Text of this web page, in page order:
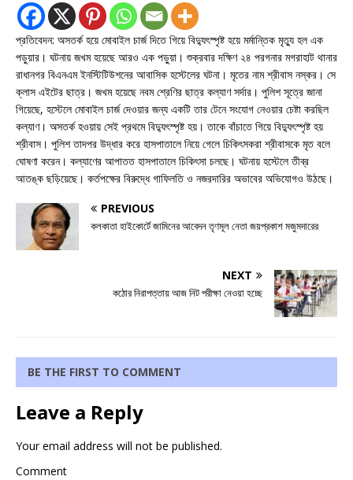
প্রতিবেদন: অসতর্ক হয়ে মোবাইল চার্জ দিতে গিয়ে বিদ্যুৎস্পৃষ্ট হয়ে মর্মান্তিক মৃত্যু হল এক
পড়ুয়ার। ঘটনায় জখম হয়েছে আরও এক পড়ুয়া। শুক্রবার দক্ষিণ ২৪ পরগনার মগরাহাট থানার
রাধানগর বিএনএম ইনস্টিটিউশনের আবাসিক হস্টেলের ঘটনা। মৃতের নাম শ্রীবাস নস্কর। সে
ক্লাস এইটের ছাত্র। জখম হয়েছে নবম শ্রেণির ছাত্র কল্যাণ সর্দার। পুলিশ সূত্রে জানা
গিয়েছে, হস্টেলে মোবাইল চার্জ দেওয়ার জন্য একটি তার টেনে সংযোগ নেওয়ার চেষ্টা করছিল
কল্যাণ। অসতর্ক হওয়ায় সেই প্রথমে বিদ্যুৎস্পৃষ্ট হয়। তাকে বাঁচাতে গিয়ে বিদ্যুৎস্পৃষ্ট হয়
শ্রীবাস। পুলিশ তাদপর উদ্ধার করে হাসপাতালে নিয়ে গেলে চিকিৎসকরা শ্রীবাসকে মৃত বলে
ঘোষণা করেন। কল্যাণের আপাতত হাসপাতালে চিকিৎসা চলছে। ঘটনায় হস্টেলে তীব্র
আতঙ্ক ছড়িয়েছে। কর্তপক্ষের বিরুদ্ধে গাফিলতি ও নজরদারির অভাবের অভিযোগও উঠছে।
PREVIOUS
কলকাতা হাইকোর্টে জামিনের আবেদন তৃণমূল নেতা জয়প্রকাশ মজুমদারের
NEXT
কঠোর নিরাপত্তায় আজ নিট পরীক্ষা নেওয়া হচ্ছে
BE THE FIRST TO COMMENT
Leave a Reply
Your email address will not be published.
Comment